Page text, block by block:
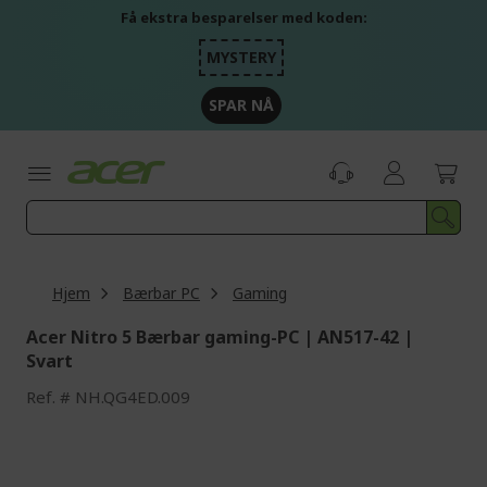
Få ekstra besparelser med koden:
MYSTERY
SPAR NÅ
Hjem Bærbar PC Gaming
Acer Nitro 5 Bærbar gaming-PC | AN517-42 |
Svart
Ref. NH.QG4ED.009